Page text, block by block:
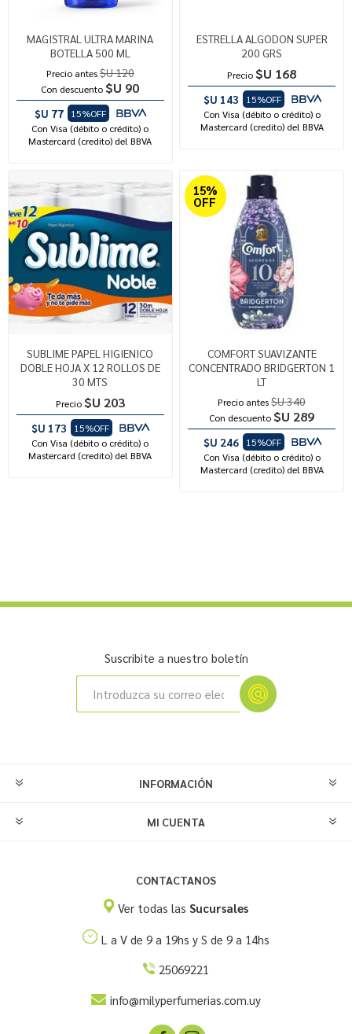
MAGISTRAL ULTRA MARINA
BOTELLA 500 ML
Precio antes$U 120
Con descuento $U 90
$U 77
15%OFF
Con Visa (débito o crédito) o
Mastercard (credito) del BBVA
ESTRELLA ALGODON SUPER
200 GRS
Precio $U 168
$U 143
15%OFF
Con Visa (débito o crédito) o
Mastercard (credito) del BBVA
SUBLIME PAPEL HIGIENICO
DOBLE HOJA X 12 ROLLOS DE
30 MTS
Precio $U 203
$U 173
15%OFF
Con Visa (débito o crédito) o
Mastercard (credito) del BBVA
15%
OFF
COMFORT SUAVIZANTE
CONCENTRADO BRIDGERTON 1
LT
Precio antes$U 340
Con descuento $U 289
$U 246
15%OFF
Con Visa (débito o crédito) o
Mastercard (credito) del BBVA
Suscribite a nuestro boletín
INFORMACIÓN
MI CUENTA
CONTACTANOS
Ver todas las Sucursales
L a V de 9 a 19hs y S de 9 a 14hs
25069221
info@milyperfumerias.com.uy